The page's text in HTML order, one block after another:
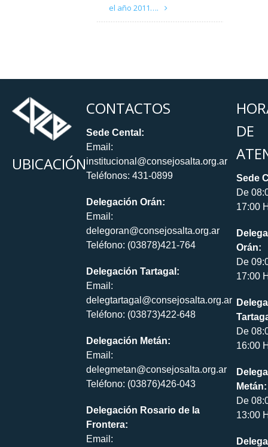
el año 2011….
UBICACIÓN
CONTACTOS
Sede Cental:
Email:
institucional@consejosalta.org.ar
Teléfonos: 431-0899
Delegación Orán:
Email:
delegoran@consejosalta.org.ar
Teléfono: (03878)421-764
Delegación Tartagal:
Email:
delegtartagal@consejosalta.org.ar
Teléfono: (03873)422-648
Delegación Metán:
Email:
delegmetan@consejosalta.org.ar
Teléfono: (03876)426-043
Delegación Rosario de la
Frontera:
Email:
DE
Sede
De
17:00
Orán:
De
17:00
De
16:00
Metán:
De
13:00